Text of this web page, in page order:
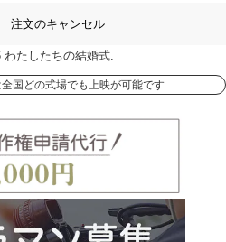
注文のキャンセル
たしたちの結婚式.
国どの式場でも上映が可能です